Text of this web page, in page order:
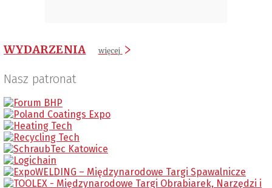
WYDARZENIA więcej
Nasz patronat